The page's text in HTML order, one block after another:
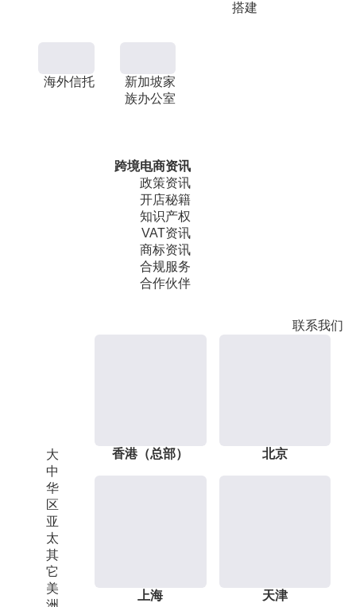
搭建
海外信托
新加坡家
族办公室
跨境电商资讯
政策资讯
开店秘籍
知识产权
VAT资讯
商标资讯
合规服务
合作伙伴
联系我们
大
中
华
区
亚
太
其
它
美
香港（总部） 北京
上海 天津